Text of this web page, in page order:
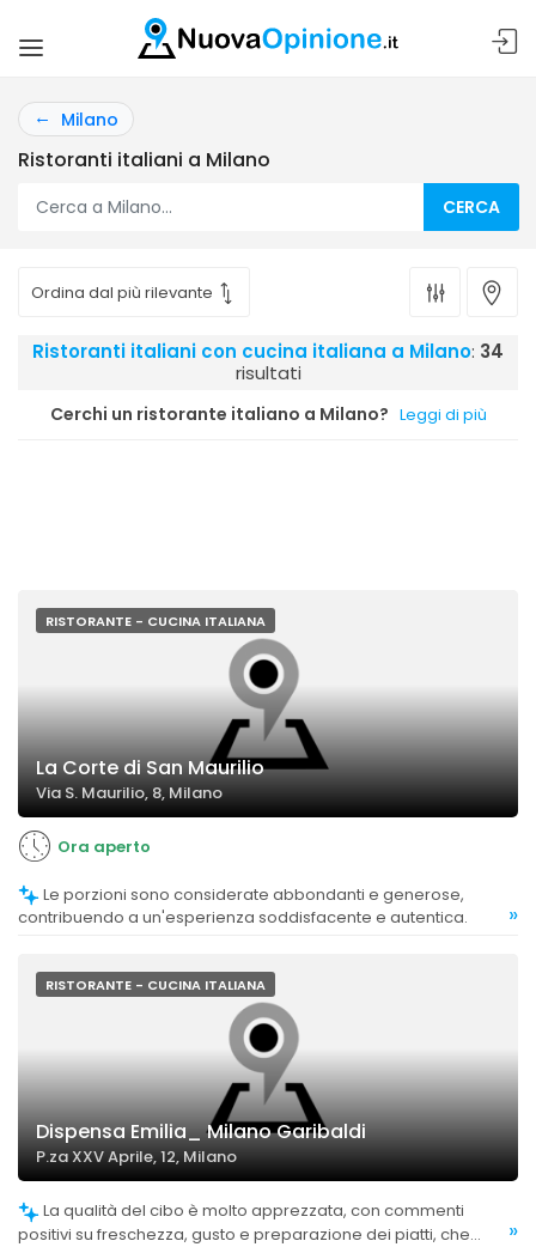
Milano
Ristoranti italiani a Milano
CERCA
Ristoranti italiani con cucina italiana a Milano: 34
risultati
Cerchi un ristorante italiano a Milano? Leggi di più
RISTORANTE - CUCINA ITALIANA
La Corte di San Maurilio
Via S. Maurilio, 8, Milano
Ora aperto
contribuendo a un'esperienza soddisfacente e autentica.
»
RISTORANTE - CUCINA ITALIANA
Dispensa Emilia_ Milano Garibaldi
P.za XXV Aprile, 12, Milano
positivi su freschezza, gusto e preparazione dei piatti, che
»